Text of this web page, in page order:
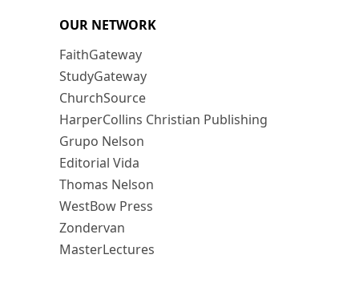
OUR NETWORK
FaithGateway
StudyGateway
ChurchSource
HarperCollins Christian Publishing
Grupo Nelson
Editorial Vida
Thomas Nelson
WestBow Press
Zondervan
MasterLectures